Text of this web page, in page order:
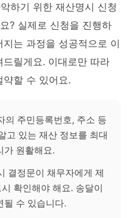
하기 위한 재산명시 신청
? 실제로 신청을 진행하
는 과정을 성공적으로 이
릴게요. 이대로만 따라
할 수 있어요.
의 주민등록번호, 주소 등
고 있는 재산 정보를 최대
가 원활해요.
결정문이 채무자에게 제
확인해야 해요. 송달이
될 수 있습니다.